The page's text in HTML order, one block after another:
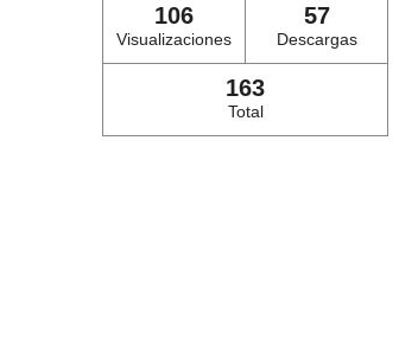
106
Visualizaciones
57
Descargas
163
Total